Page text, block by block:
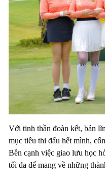
Với tinh thần đoàn kết, bản
mục tiêu thi đấu hết mình,
Bên cạnh việc giao lưu học
tối đa để mang về những